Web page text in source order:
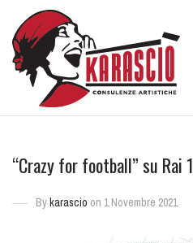
“Crazy for football” su Rai 1
Bykarascio on 1 Novembre 2021